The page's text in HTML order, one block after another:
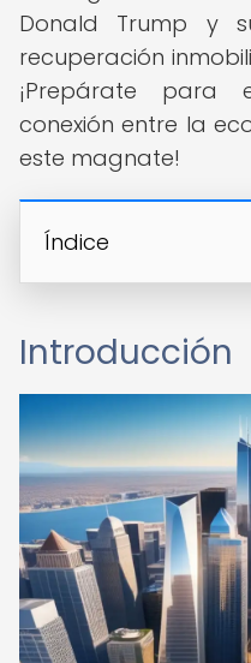
Donald Trump y
recuperación
¡Prepárate para
conexión entre la
este magnate!
Índice
Introducción